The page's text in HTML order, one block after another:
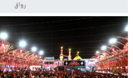
رواق